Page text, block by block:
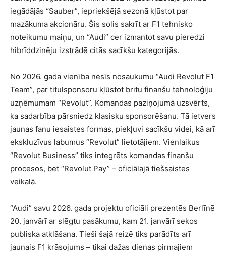
iegādājās “Sauber”, iepriekšējā sezonā kļūstot par
mazākuma akcionāru. Šis solis sakrīt ar F1 tehnisko
noteikumu maiņu, un “Audi” cer izmantot savu pieredzi
hibrīddzinēju izstrādē citās sacīkšu kategorijās.
No 2026. gada vienība nesīs nosaukumu “Audi Revolut F1
Team”, par titulsponsoru kļūstot britu finanšu tehnoloģiju
uzņēmumam “Revolut”. Komandas paziņojumā uzsvērts,
ka sadarbība pārsniedz klasisku sponsorēšanu. Tā ietvers
jaunas fanu iesaistes formas, piekļuvi sacīkšu videi, kā arī
ekskluzīvus labumus “Revolut” lietotājiem. Vienlaikus
“Revolut Business” tiks integrēts komandas finanšu
procesos, bet “Revolut Pay” – oficiālajā tiešsaistes
veikalā.
“Audi” savu 2026. gada projektu oficiāli prezentēs Berlīnē
20. janvārī ar slēgtu pasākumu, kam 21. janvārī sekos
publiska atklāšana. Tieši šajā reizē tiks parādīts arī
jaunais F1 krāsojums – tikai dažas dienas pirmajiem